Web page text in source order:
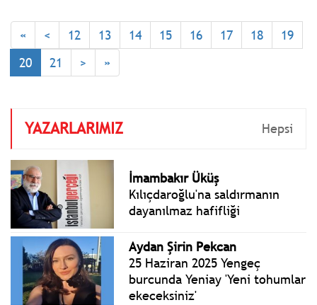
Pazartesi yönetmelik,
genelge ve tebliğler
« < 12 13 14 15 16 17 18
19
20
21 > »
YAZARLARIMIZ Hepsi
İmambakır Üküş
Kılıçdaroğlu'na saldırmanın
dayanılmaz hafifliği
Aydan Şirin Pekcan
25 Haziran 2025 Yengeç
burcunda Yeniay 'Yeni tohumlar
ekeceksiniz'